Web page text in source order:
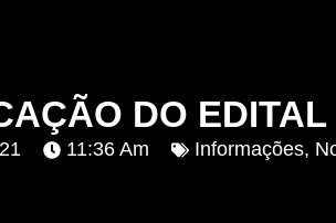
DO EDITAL
11:36 Am Informações,